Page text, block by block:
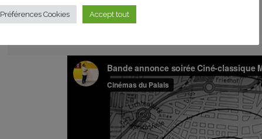
–Inscription aux formations
Préférences Cookies Accept tout